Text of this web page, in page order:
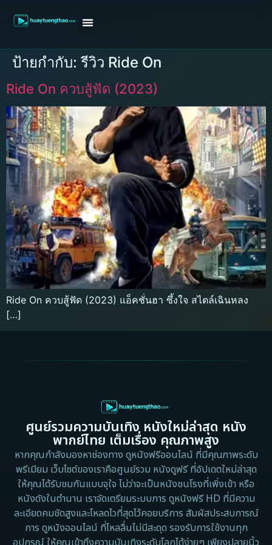
ป้ายกำกับ: รีวิว Ride On
Ride On ควบสู้ฟัด (2023)
Ride On ควบสู้ฟัด (2023) แอ็คชั่นฮา ซึ้งใจ สไตล์เฉินหลง
[…]
ศูนย์รวมความบันเทิง หนังใหม่ล่าสุด หนัง
พากย์ไทย เต็มเรื่อง คุณภาพสูง
หากคุณกำลังมองหาช่องทาง ดูหนังฟรีออนไลน์ ที่มีคุณภาพระดับ
พรีเมียม เว็บไซต์ของเราคือศูนย์รวม หนังดูฟรี ที่อัปเดตใหม่ล่าสุด
ให้คุณได้รับชมกันแบบจุใจ ไม่ว่าจะเป็นหนังชนโรงที่เพิ่งเข้า หรือ
หนังดังในตำนาน เราจัดเตรียมระบบการ ดูหนังฟรี HD ที่มีความ
ละเอียดคมชัดสูงและโหลดไวที่สุดไว้คอยบริการ สัมผัสประสบการณ์
การ ดูหนังออนไลน์ ที่ไหลลื่นไม่มีสะดุด รองรับการใช้งานทุก